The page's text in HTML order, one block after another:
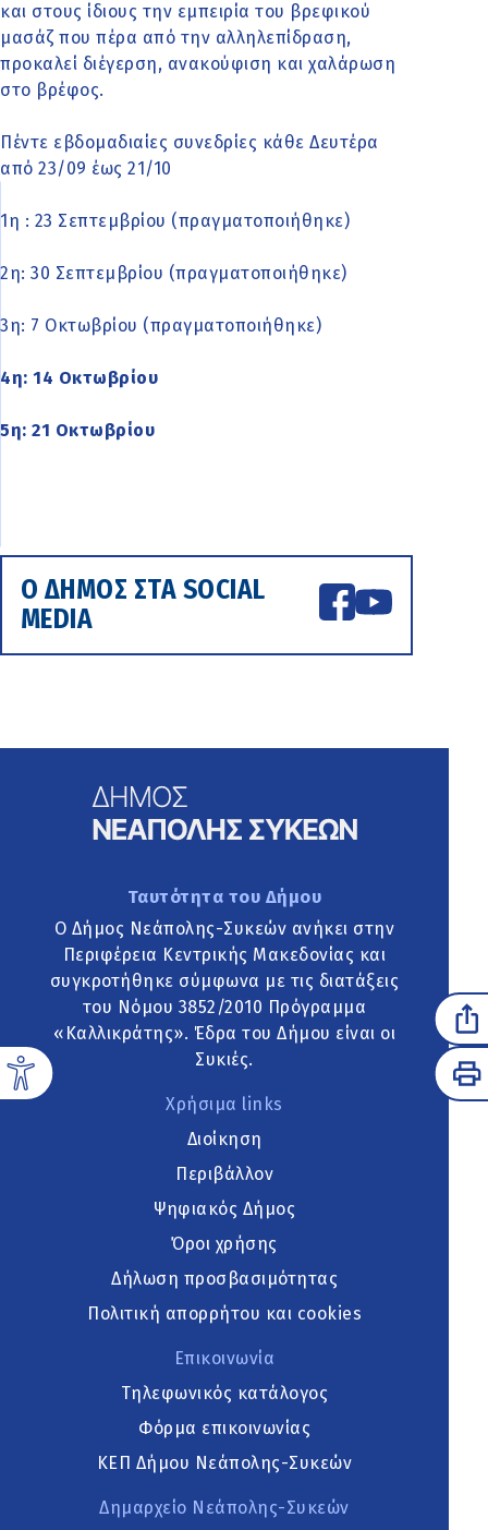
και στους ίδιους την εμπειρία του βρεφικού
μασάζ που πέρα από την αλληλεπίδραση,
προκαλεί διέγερση, ανακούφιση και χαλάρωση
στο βρέφος.
Πέντε εβδομαδιαίες συνεδρίες κάθε Δευτέρα
από 23/09 έως 21/10
1η : 23 Σεπτεμβρίου (πραγματοποιήθηκε)
2η: 30 Σεπτεμβρίου (πραγματοποιήθηκε)
3η: 7 Οκτωβρίου (πραγματοποιήθηκε)
4η: 14 Οκτωβρίου
5η: 21 Οκτωβρίου
Ο ΔΗΜΟΣ ΣΤΑ SOCIAL
MEDIA
Ταυτότητα του Δήμου
Ο Δήμος Νεάπολης-Συκεών ανήκει στην
Περιφέρεια Κεντρικής Μακεδονίας και
συγκροτήθηκε σύμφωνα με τις διατάξεις
του Νόμου 3852/2010 Πρόγραμμα
«Καλλικράτης». Έδρα του Δήμου είναι οι
Συκιές.
Χρήσιμα links
Διοίκηση
Περιβάλλον
Ψηφιακός Δήμος
Όροι χρήσης
Δήλωση προσβασιμότητας
Πολιτική απορρήτου και cookies
Επικοινωνία
Τηλεφωνικός κατάλογος
Φόρμα επικοινωνίας
ΚΕΠ Δήμου Νεάπολης-Συκεών
Δημαρχείο Νεάπολης-Συκεών